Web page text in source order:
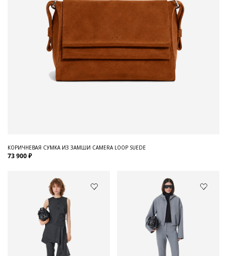
КОРИЧНЕВАЯ СУМКА ИЗ ЗАМШИ CAMERA LOOP SUEDE
73 900 ₽